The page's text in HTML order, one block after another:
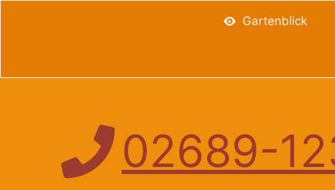
Gartenblick
02689-